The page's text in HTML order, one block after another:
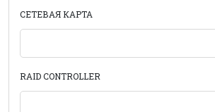
СЕТЕВАЯ КАРТА
RAID CONTROLLER